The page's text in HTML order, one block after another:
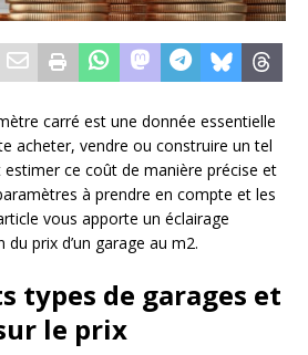
carré est une donnée essentielle
acheter, vendre ou construire un tel
ce coût de manière précise et
à prendre en compte et les
vous apporte un éclairage
prix d’un garage au m2.
types de garages et
le prix